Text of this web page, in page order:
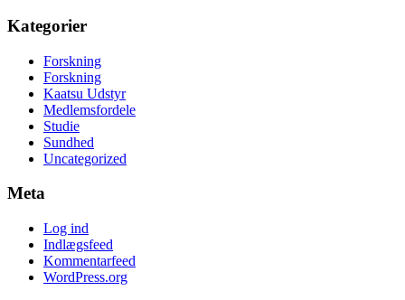
Kategorier
Forskning
Forskning
Kaatsu Udstyr
Medlemsfordele
Studie
Sundhed
Uncategorized
Meta
Log ind
Indlægsfeed
Kommentarfeed
WordPress.org